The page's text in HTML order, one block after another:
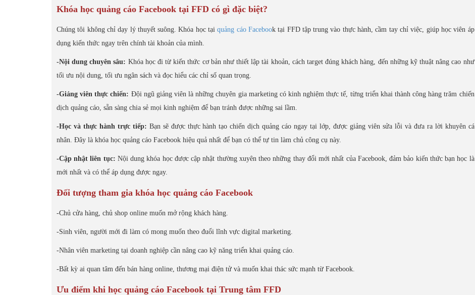
Khóa học quảng cáo Facebook tại FFD có gì đặc biệt?
Chúng tôi không chỉ dạy lý thuyết suông. Khóa học tạiquảng cáo Facebook tại FFD tập trung vào thực hành, cầm tay chỉ việc, giúp học viên áp
dụng kiến thức ngay trên chính tài khoản của mình.
-Nội dung chuyên sâu: Khóa học đi từ kiến thức cơ bản như thiết lập tài khoản, cách target đúng khách hàng, đến những kỹ thuật nâng cao như
tối ưu nội dung, tối ưu ngân sách và đọc hiểu các chỉ số quan trọng.
-Giảng viên thực chiến: Đội ngũ giảng viên là những chuyên gia marketing có kinh nghiệm thực tế, từng triển khai thành công hàng trăm chiến
dịch quảng cáo, sẵn sàng chia sẻ mọi kinh nghiệm để bạn tránh được những sai lầm.
-Học và thực hành trực tiếp: Bạn sẽ được thực hành tạo chiến dịch quảng cáo ngay tại lớp, được giảng viên sửa lỗi và đưa ra lời khuyên cá
nhân. Đây là khóa học quảng cáo Facebook hiệu quả nhất để bạn có thể tự tin làm chủ công cụ này.
-Cập nhật liên tục: Nội dung khóa học được cập nhật thường xuyên theo những thay đổi mới nhất của Facebook, đảm bảo kiến thức bạn học là
mới nhất và có thể áp dụng được ngay.
Đối tượng tham gia khóa học quảng cáo Facebook
-Chủ cửa hàng, chủ shop online muốn mở rộng khách hàng.
-Sinh viên, người mới đi làm có mong muốn theo đuổi lĩnh vực digital marketing.
-Nhân viên marketing tại doanh nghiệp cần nâng cao kỹ năng triển khai quảng cáo.
-Bất kỳ ai quan tâm đến bán hàng online, thương mại điện tử và muốn khai thác sức mạnh từ Facebook.
Ưu điểm khi học quảng cáo Facebook tại Trung tâm FFD